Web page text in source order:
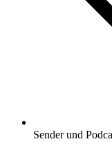
Sender und